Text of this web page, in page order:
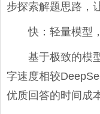
步探索解题思路，
快：轻量模型
基于极致的模
字速度相较
优质回答的时间成